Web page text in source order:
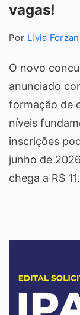
vagas!
Por Livia Forzan
O novo
anunciado
formação de
níveis
inscrições
junho de
chega a R$